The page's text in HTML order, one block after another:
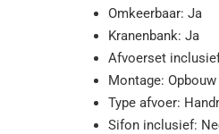
Omkeerbaar: Ja
Kranenbank: Ja
Afvoerset
Montage: Opbouw
Type afvoer:
Sifon inclusief: